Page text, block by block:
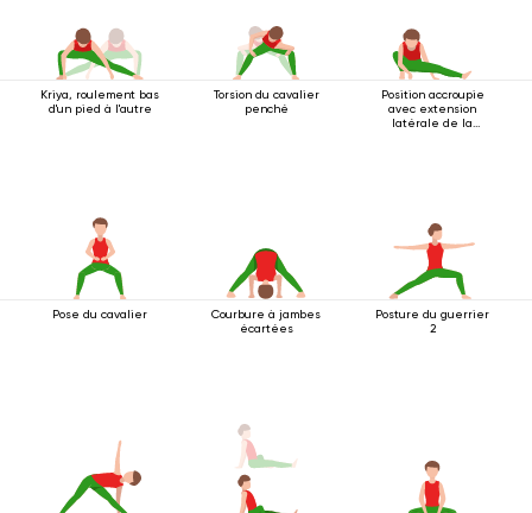
Kriya, roulement bas
d'un pied à l'autre
Torsion du cavalier
penché
Position accroupie
avec extension
latérale de la
Pose du cavalier
Courbure à jambes
écartées
Posture du guerrier
2